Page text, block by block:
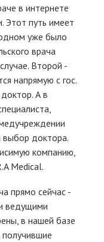
в интернете
Этот путь имеет
уже было
врача
Второй -
напрямую с гос.
А в
выбор доктора.
компанию,
Medical.
прямо сейчас -
ведущими
в нашей базе